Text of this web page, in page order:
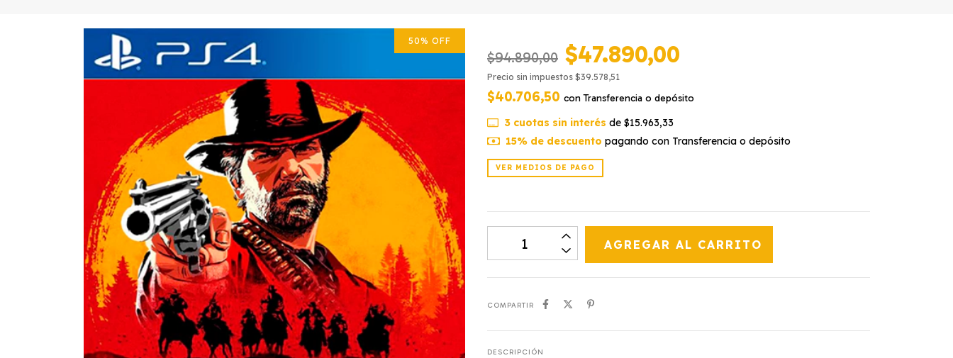
50% OFF
$94.890,00 $47.890,00
Precio sin impuestos $39.578,51
$40.706,50 con Transferencia o depósito
3cuotas sin interés de $15.963,33
15% de descuento pagando con Transferencia o depósito
VER MEDIOS DE PAGO
COMPARTIR
DESCRIPCIÓN